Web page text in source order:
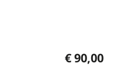
€ 90,00